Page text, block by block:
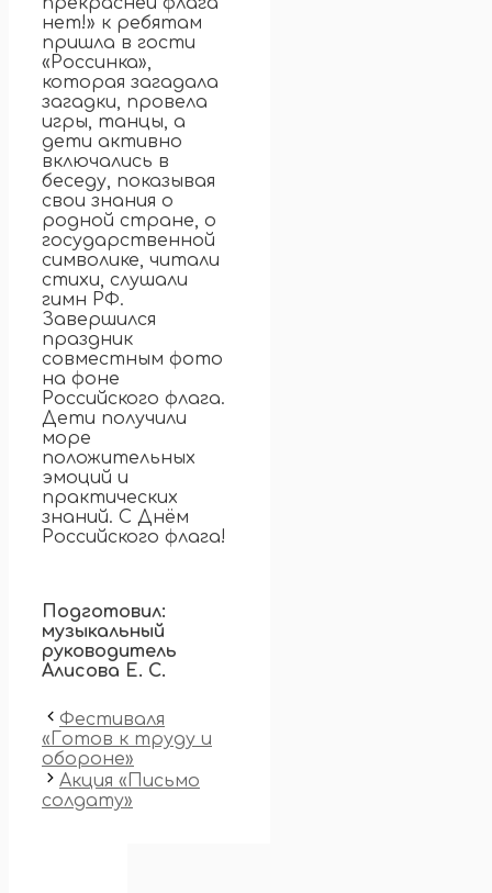
нет!» к ребятам
пришла в гости
«Россинка»,
которая загадала
загадки, провела
игры, танцы, а
дети активно
включались в
беседу, показывая
свои знания о
родной стране, о
государственной
символике, читали
стихи, слушали
гимн РФ.
Завершился
праздник
совместным фото
на фоне
Российского флага.
Дети получили
море
положительных
эмоций и
практических
знаний. С Днём
Российского флага!
Подготовил:
музыкальный
руководитель
Алисова Е. С.
Фестиваля
«Готов к труду и
обороне»
Акция «Письмо
солдату»